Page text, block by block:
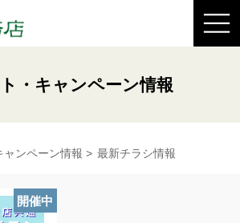
・キャンペーン情報
ャンペーン情報 最新チラシ情報
開催中